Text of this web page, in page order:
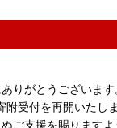
りがとうございます
受付を再開いたしま
ご支援を賜りますよ